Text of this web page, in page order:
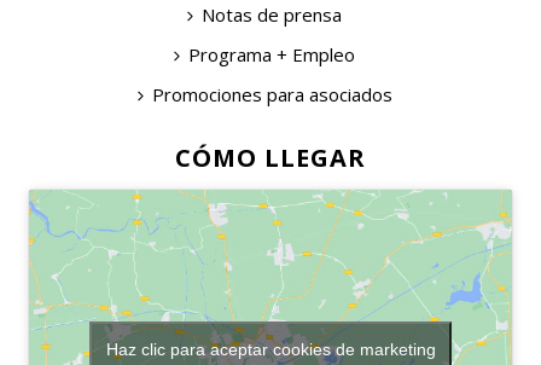
Notas de prensa
Programa + Empleo
Promociones para asociados
CÓMO LLEGAR
Haz clic para aceptar cookies de marketing